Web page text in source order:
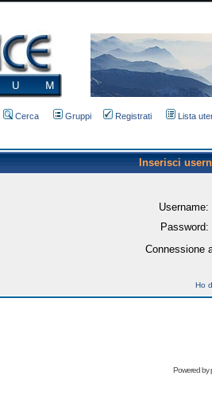
Cerca Gruppi Registrati Lista
Inserisci
Username:
Password:
Connessione
Ho
Powered by